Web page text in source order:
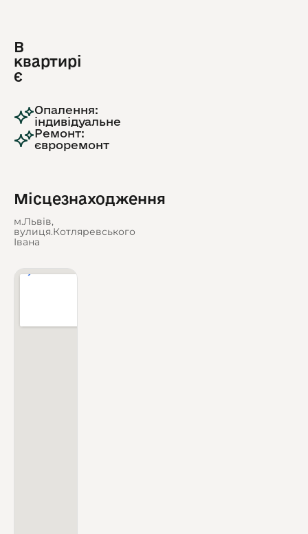
В
квартирі
є
Опалення:
індивідуальне
Ремонт:
євроремонт
Місцезнаходження
м.Львів,
вулиця.Котляревського
Івана